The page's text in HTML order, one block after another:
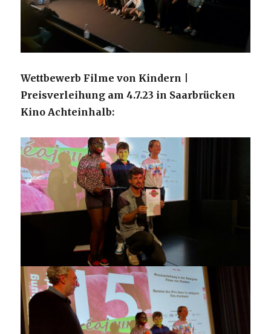
Wettbewerb Filme von Kindern |
Preisverleihung am 4.7.23 in Saarbrücken
Kino Achteinhalb: